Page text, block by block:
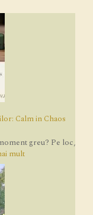
Calm in Chaos
greu? Pe loc,
mult